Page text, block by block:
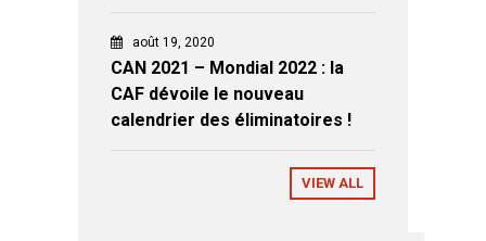
août 19, 2020
CAN 2021 – Mondial 2022 : la
CAF dévoile le nouveau
calendrier des éliminatoires !
VIEW ALL